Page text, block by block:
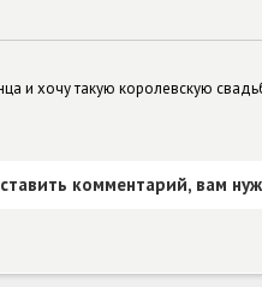
и хочу такую королевскую
комментарий, вам